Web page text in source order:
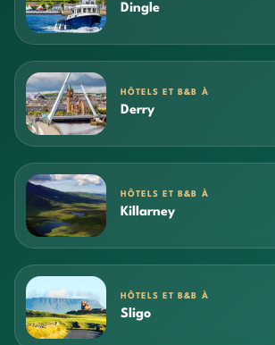
Dingle
HÔTELS ET B&B À
Derry
HÔTELS ET B&B À
Killarney
HÔTELS ET B&B À
Sligo